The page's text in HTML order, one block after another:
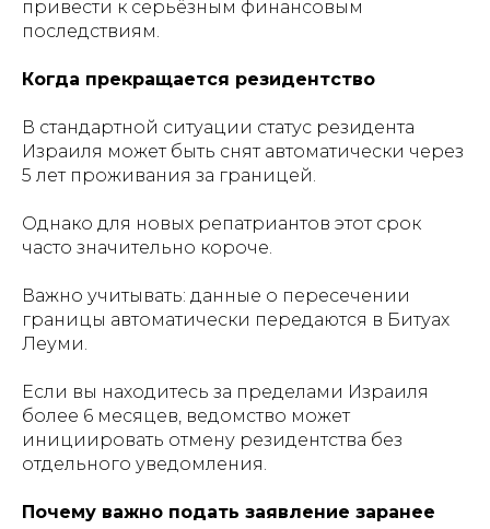
привести к серьёзным финансовым
последствиям.
Когда прекращается резидентство
В стандартной ситуации статус резидента
Израиля может быть снят автоматически через
5 лет проживания за границей.
Однако для новых репатриантов этот срок
часто значительно короче.
Важно учитывать: данные о пересечении
границы автоматически передаются в Битуах
Леуми.
Если вы находитесь за пределами Израиля
более 6 месяцев, ведомство может
инициировать отмену резидентства без
отдельного уведомления.
Почему важно подать заявление заранее